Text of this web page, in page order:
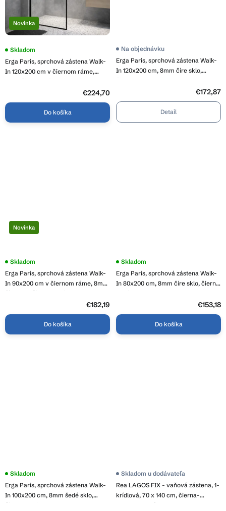
Novinka
Erga Paris, sprchová zástena Walk-
In 120x200 cm v čiernom ráme,
8mm číre sklo, čierny profil, ERG-
Priemerné
produktu
je
Skladom
€224,70
Do košíka
Erga Paris, sprchová zástena Walk-
In 120x200 cm, 8mm číre sklo,
čierny profil, ERG-V02-PARIS-
Priemerné
produktu
je
4,1
Na objednávku
€172,87
Detail
Novinka
Erga Paris, sprchová zástena Walk-
In 90x200 cm v čiernom ráme, 8mm
číre sklo, čierny profil, ERG-V02-
Skladom
€182,19
Do košíka
Erga Paris, sprchová zástena Walk-
In 80x200 cm, 8mm číre sklo, čierny
Priemerné
produktu
je
Skladom
€153,18
Do košíka
Erga Paris, sprchová zástena Walk-
In 100x200 cm, 8mm šedé sklo,
čierny profil, ERG-V02-PARIS-
Skladom
Rea LAGOS FIX - vaňová zástena, 1-
krídlová, 70 x 140 cm, čierna-
transparentná, REA-K7689
Priemerné
produktu
je
Skladom u dodávateľa